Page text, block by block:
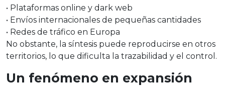
• Plataformas online y dark web
• Envíos internacionales de pequeñas cantidades
• Redes de tráfico en Europa
No obstante, la síntesis puede reproducirse en otros
territorios, lo que dificulta la trazabilidad y el control.
Un fenómeno en expansión